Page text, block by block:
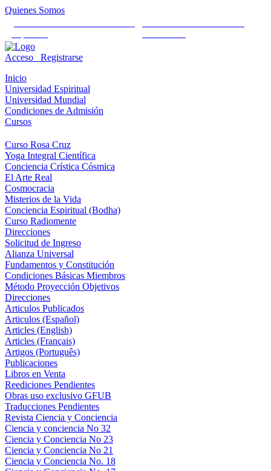
Quienes Somos
Acceso
Registrarse
Inicio
Universidad Espiritual
Universidad Mundial
Condiciones de Admisión
Cursos
Curso Rosa Cruz
Yoga Integral Científica
Conciencia Crística Cósmica
El Arte Real
Cosmocracia
Misterios de la Vida
Conciencia Espiritual (Bodha)
Curso Radiomente
Direcciones
Solicitud de Ingreso
Alianza Universal
Fundamentos y Constitución
Condiciones Básicas Miembros
Método Proyección Objetivos
Direcciones
Articulos Publicados
Articulos (Español)
Articles (English)
Articles (Français)
Artigos (Português)
Publicaciones
Libros en Venta
Reediciones Pendientes
Obras uso exclusivo GFUB
Traducciones Pendientes
Revista Ciencia y Conciencia
Ciencia y conciencia No 32
Ciencia y Conciencia No 23
Ciencia y Conciencia No 21
Ciencia y Conciencia No. 18